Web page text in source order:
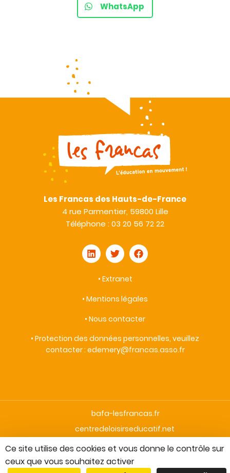
WhatsApp
Les Francas des Hauts-de-France
4 rue Parmentier, 59800 Lille
Téléphone : 03 20 56 72 22
• Extranet
• Mentions légales
• Nous contacter
• Protection des données personnelles, veuillez
contacter : edemery@francas.asso.fr
bafa-lesfrancas.fr
centredeloisirseducatif.net
enfantsacteurscitoyens.fr
droitauxloisirscollectifs.francas.asso.fr
Ce site utilise des cookies et vous donne le contrôle sur
ceux que vous souhaitez activer